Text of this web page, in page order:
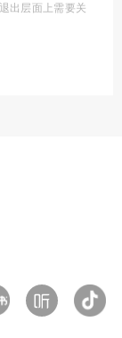
出层面上需要关